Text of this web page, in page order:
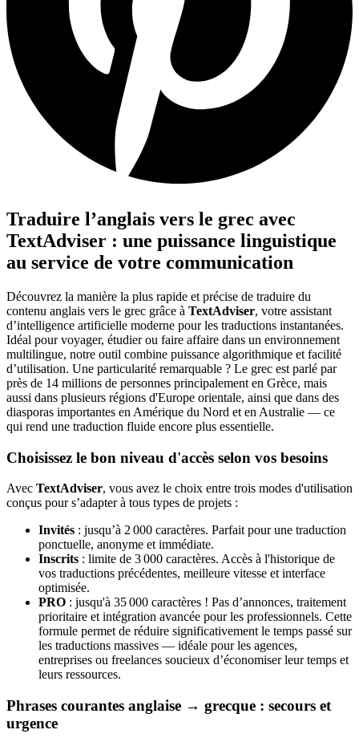
Traduire l’anglais vers le grec avec
TextAdviser : une puissance linguistique
au service de votre communication
Découvrez la manière la plus rapide et précise de traduire du
contenu anglais vers le grec grâce à TextAdviser, votre assistant
d’intelligence artificielle moderne pour les traductions instantanées.
Idéal pour voyager, étudier ou faire affaire dans un environnement
multilingue, notre outil combine puissance algorithmique et facilité
d’utilisation. Une particularité remarquable ? Le grec est parlé par
près de 14 millions de personnes principalement en Grèce, mais
aussi dans plusieurs régions d'Europe orientale, ainsi que dans des
diasporas importantes en Amérique du Nord et en Australie — ce
qui rend une traduction fluide encore plus essentielle.
Choisissez le bon niveau d'accès selon vos besoins
Avec TextAdviser, vous avez le choix entre trois modes d'utilisation
conçus pour s’adapter à tous types de projets :
Invités : jusqu’à 2 000 caractères. Parfait pour une traduction
ponctuelle, anonyme et immédiate.
Inscrits : limite de 3 000 caractères. Accès à l'historique de
vos traductions précédentes, meilleure vitesse et interface
optimisée.
PRO : jusqu'à 35 000 caractères ! Pas d’annonces, traitement
prioritaire et intégration avancée pour les professionnels. Cette
formule permet de réduire significativement le temps passé sur
les traductions massives — idéale pour les agences,
entreprises ou freelances soucieux d’économiser leur temps et
leurs ressources.
Phrases courantes anglaise → grecque : secours et
urgence